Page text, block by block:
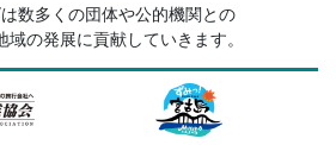
数多くの団体や公的機関との
の発展に貢献していきます。